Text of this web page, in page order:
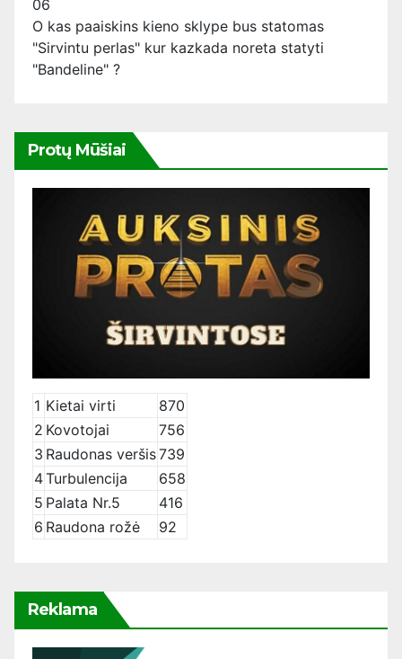
06
O kas paaiskins kieno sklype bus statomas
"Sirvintu perlas" kur kazkada noreta statyti
"Bandeline" ?
Protų Mūšiai
1 Kietai virti
870
2 Kovotojai
756
3 Raudonas veršis739
4Turbulencija
658
5 Palata Nr.5
416
6 Raudona rožė 92
Reklama